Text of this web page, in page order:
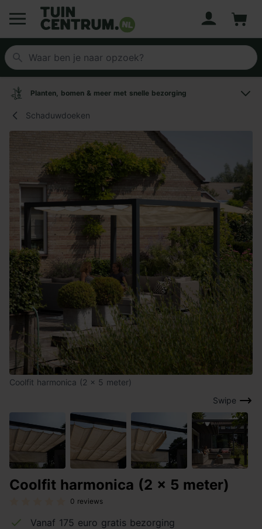
Logo Tuincentrum.nl
Planten, bomen & meer met snelle bezorging
Schaduwdoeken
Swipe
Coolfit harmonica (2 x 5 meter)
Coolfit harmonica (2 x 5 meter)
0 reviews
Vanaf 175 euro gratis bezorging